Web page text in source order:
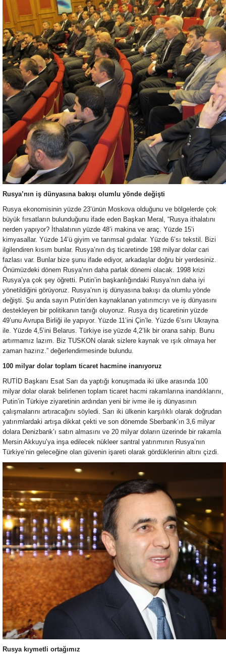
Rusya’nın iş dünyasına bakışı olumlu yönde değişti
Rusya ekonomisinin yüzde 23’ünün Moskova olduğunu ve bölgelerde çok
büyük fırsatların bulunduğunu ifade eden Başkan Meral, “Rusya ithalatını
nerden yapıyor? İthalatının yüzde 48’i makina ve araç. Yüzde 15’i
kimyasallar. Yüzde 14’ü giyim ve tarımsal gıdalar. Yüzde 6’sı tekstil. Bizi
ilgilendiren kısım bunlar. Rusya’nın dış ticaretinde 198 milyar dolar cari
fazlası var. Bunlar bize şunu ifade ediyor, arkadaşlar doğru bir yerdesiniz.
Önümüzdeki dönem Rusya’nın daha parlak dönemi olacak. 1998 krizi
Rusya’ya çok şey öğretti. Putin’in başkanlığındaki Rusya’nın daha iyi
yönetildiğini görüyoruz. Rusya’nın iş dünyasına bakışı da olumlu yönde
değişti. Şu anda sayın Putin’den kaynaklanan yatırımcıyı ve iş dünyasını
destekleyen bir politikanın tanığı oluyoruz. Rusya dış ticaretinin yüzde
49’unu Avrupa Birliği ile yapıyor. Yüzde 11’ini Çin’le. Yüzde 6’sını Ukrayna
ile. Yüzde 4,5’ini Belarus. Türkiye ise yüzde 4,2’lik bir orana sahip. Bunu
artırmamız lazım. Biz TUSKON olarak sizlere kaynak ve ışık olmaya her
zaman hazırız.” değerlendirmesinde bulundu.
100 milyar dolar toplam ticaret hacmine inanıyoruz
RUTİD Başkanı Esat Sarı da yaptığı konuşmada iki ülke arasında 100
milyar dolar olarak belirlenen toplam ticaret hacmi rakamlarına inandıklarını,
Putin’in Türkiye ziyaretinin ardından yeni bir ivme ile iş dünyasının
çalışmalarını artıracağını söyledi. Sarı iki ülkenin karşılıklı olarak doğrudan
yatırımlardaki artışa dikkat çekti ve son dönemde Sberbank’ın 3,6 milyar
dolara Denizbank’ı satın almasını ve 20 milyar doların üzerinde bir rakamla
Mersin Akkuyu’ya inşa edilecek nükleer santral yatırımının Rusya’nın
Türkiye’nin geleceğine olan güvenin işareti olarak gördüklerinin altını çizdi.
Rusya kıymetli ortağımız